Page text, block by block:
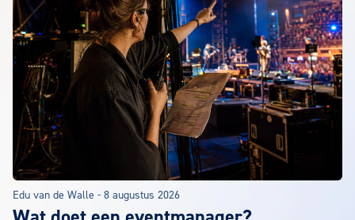
Edu van de Walle - 8 augustus 2026